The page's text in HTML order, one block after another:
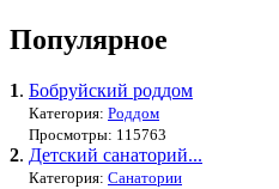
Популярное
1. Бобруйский роддом
Категория: Роддом
Просмотры: 115763
2. Детский санаторий...
Категория: Санатории